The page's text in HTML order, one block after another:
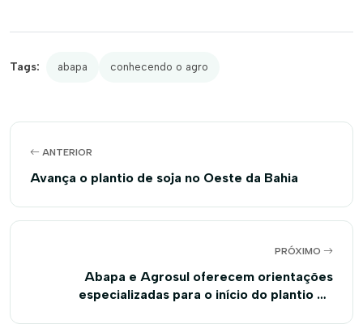
Tags: abapa conhecendo o agro
ANTERIOR
Avança o plantio de soja no Oeste da Bahia
PRÓXIMO
Abapa e Agrosul oferecem orientações
especializadas para o início do plantio do